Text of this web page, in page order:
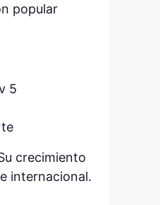
popular
5
crecimiento
internacional.